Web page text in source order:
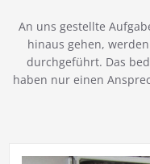
An uns gestellte
hinaus gehen,
durchgeführt. Das
haben nur einen